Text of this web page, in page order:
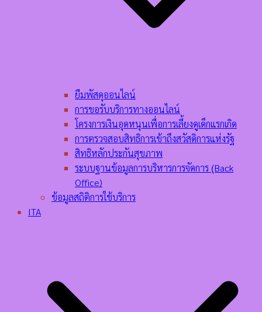
ยืมพัสดุออนไลน์
การขอรับบริการทางออนไลน์
โครงการเงินอุดหนุนเพื่อการเลี้ยงดูเด็กแรกเกิด
การตรวจสอบสิทธิการเข้าถึงสวัสดิการแห่งรัฐ
สิทธิหลักประกันสุขภาพ
ระบบฐานข้อมูลการบริหารการจัดการ (ฺBack
Office)
ข้อมูลสถิติการใช้บริการ
ITA